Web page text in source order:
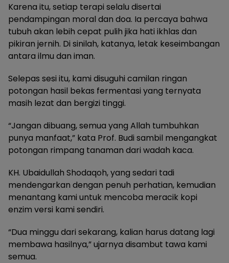
Karena itu, setiap terapi selalu disertai
pendampingan moral dan doa. Ia percaya bahwa
tubuh akan lebih cepat pulih jika hati ikhlas dan
pikiran jernih. Di sinilah, katanya, letak keseimbangan
antara ilmu dan iman.
Selepas sesi itu, kami disuguhi camilan ringan
potongan hasil bekas fermentasi yang ternyata
masih lezat dan bergizi tinggi.
“Jangan dibuang, semua yang Allah tumbuhkan
punya manfaat,” kata Prof. Budi sambil mengangkat
potongan rimpang tanaman dari wadah kaca.
KH. Ubaidullah Shodaqoh, yang sedari tadi
mendengarkan dengan penuh perhatian, kemudian
menantang kami untuk mencoba meracik kopi
enzim versi kami sendiri.
“Dua minggu dari sekarang, kalian harus datang lagi
membawa hasilnya,” ujarnya disambut tawa kami
semua.